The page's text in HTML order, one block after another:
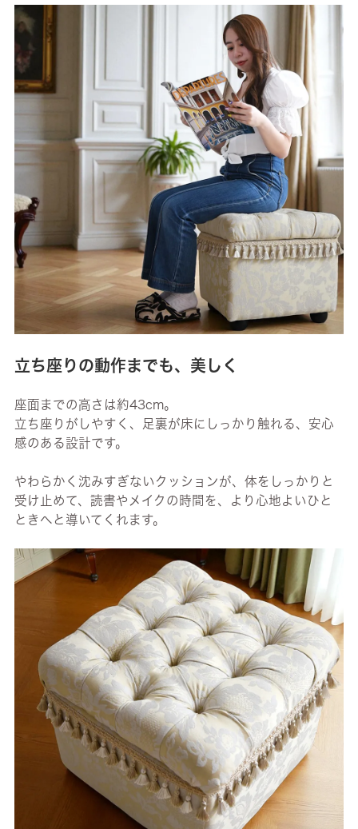
立ち座りの動作までも、美しく
座面までの高さは約43cm。
立ち座りがしやすく、足裏が床にしっかり触れる、安心
感のある設計です。
やわらかく沈みすぎないクッションが、体をしっかりと
受け止めて、読書やメイクの時間を、より心地よいひと
ときへと導いてくれます。